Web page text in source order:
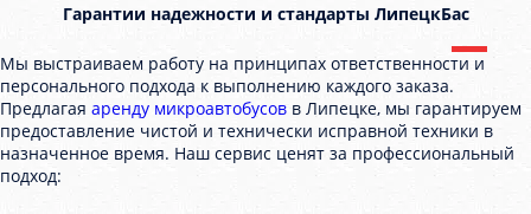
Гарантии надежности и стандарты ЛипецкБас
Мы выстраиваем работу на принципах ответственности и
персонального подхода к выполнению каждого заказа.
Предлагая аренду микроавтобусов в Липецке, мы гарантируем
предоставление чистой и технически исправной техники в
назначенное время. Наш сервис ценят за профессиональный
подход: